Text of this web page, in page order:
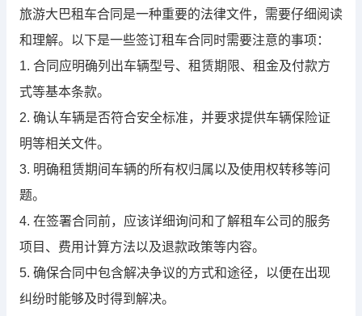
旅游大巴租车合同是一种重要的法律文件，需要仔细阅读
和理解。以下是一些签订租车合同时需要注意的事项：
1. 合同应明确列出车辆型号、租赁期限、租金及付款方
式等基本条款。
2. 确认车辆是否符合安全标准，并要求提供车辆保险证
明等相关文件。
3. 明确租赁期间车辆的所有权归属以及使用权转移等问
题。
4. 在签署合同前，应该详细询问和了解租车公司的服务
项目、费用计算方法以及退款政策等内容。
5. 确保合同中包含解决争议的方式和途径，以便在出现
纠纷时能够及时得到解决。